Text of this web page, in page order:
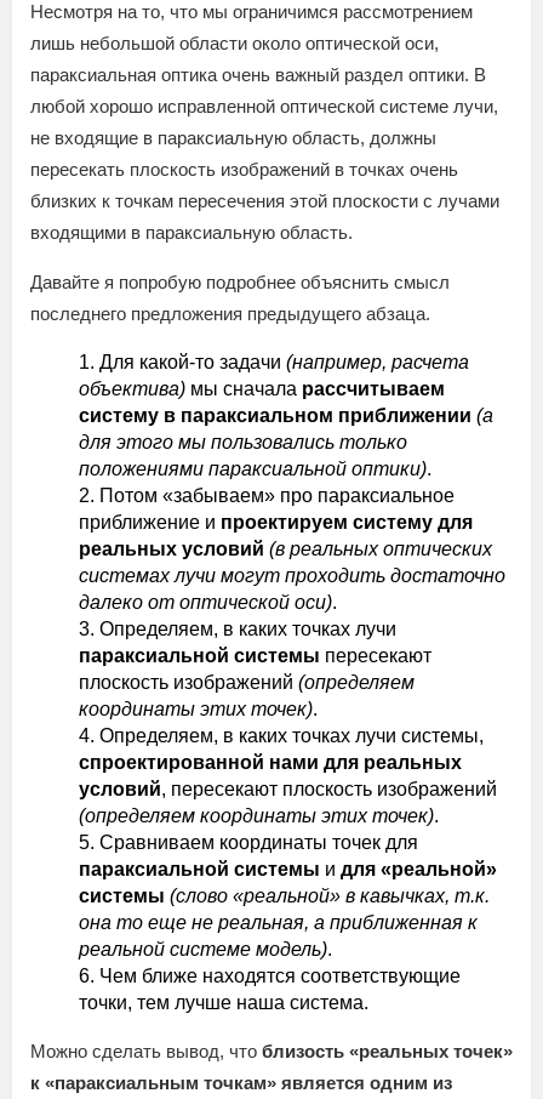
Несмотря на то, что мы ограничимся рассмотрением
лишь небольшой области около оптической оси,
параксиальная оптика очень важный раздел оптики. В
любой хорошо исправленной оптической системе лучи,
не входящие в параксиальную область, должны
пересекать плоскость изображений в точках очень
близких к точкам пересечения этой плоскости с лучами
входящими в параксиальную область.
Давайте я попробую подробнее объяснить смысл
последнего предложения предыдущего абзаца.
Для какой-то задачи (например, расчета
объектива) мы сначала рассчитываем
систему в параксиальном приближении (а
для этого мы пользовались только
положениями параксиальной оптики).
Потом «забываем» про параксиальное
приближение и проектируем систему для
реальных условий (в реальных оптических
системах лучи могут проходить достаточно
далеко от оптической оси).
Определяем, в каких точках лучи
параксиальной системы пересекают
плоскость изображений (определяем
координаты этих точек).
Определяем, в каких точках лучи системы,
спроектированной нами для реальных
условий, пересекают плоскость изображений
(определяем координаты этих точек).
Сравниваем координаты точек для
параксиальной системы и для «реальной»
системы (слово «реальной» в кавычках, т.к.
она то еще не реальная, а приближенная к
реальной системе модель).
Чем ближе находятся соответствующие
точки, тем лучше наша система.
Можно сделать вывод, что близость «реальных точек»
к «параксиальным точкам» является одним из